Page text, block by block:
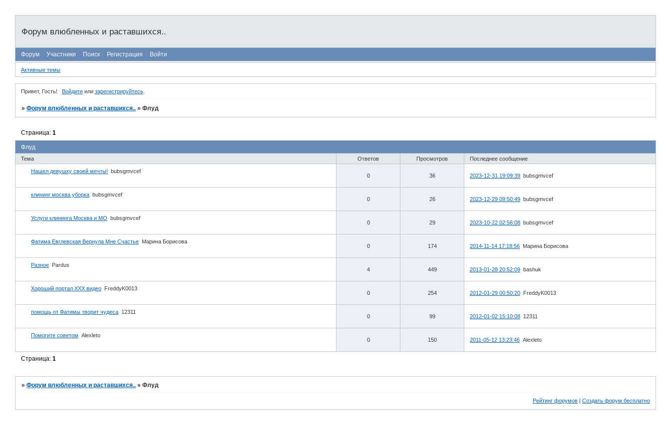
Форум влюбленных и раставшихся..
Форум Участники Поиск Регистрация Войти
Активные темы
Привет, Гость! Войдитеили зарегистрируйтесь.
»Форум влюбленных и раставшихся.. »Флуд
Флуд
Страница:1
Тема Ответов Просмотров Последнее сообщение
Нашел девушку своей мечты! bubsgmvcef
0 36 2023-12-31 19:09:39 bubsgmvcef
клининг москва уборка bubsgmvcef
0 26 2023-12-29 09:50:49 bubsgmvcef
Услуги клининга Москва и МО bubsgmvcef
0 29 2023-10-22 02:56:08 bubsgmvcef
Фатима Евглевская Вернула Мне Счастье Марина Борисова
0 174 2014-11-14 17:18:56 Марина Борисова
Разное Pardus
4 449 2013-01-28 20:52:09 bashuk
Хороший портал ХХХ видео FreddyK0013
0 254 2012-01-29 00:50:20 FreddyK0013
помощь от Фатимы творит чудеса 12311
0 99 2012-01-02 15:10:08 12311
Помогите советом Alexleto
0 150 2011-05-12 13:23:46 Alexleto
Страница:1
»Форум влюбленных и раставшихся.. »Флуд
Рейтинг форумов | Создать форум бесплатно